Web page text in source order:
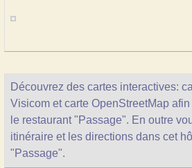
Découvrez des cartes interactives:
Visicom et carte OpenStreetMap
le restaurant "Passage". En outre
itinéraire et les directions dans cet
"Passage".